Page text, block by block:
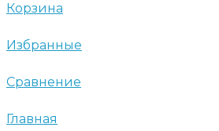
Корзина
Избранные
Сравнение
Главная